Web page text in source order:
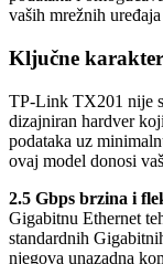
vaših mrežnih
Ključne
TP-Link TX201 nije
dizajniran hardver
podataka uz
ovaj model donosi
2.5 Gbps brzina i
Gigabitnu Ethernet
standardnih
njegova unazadna